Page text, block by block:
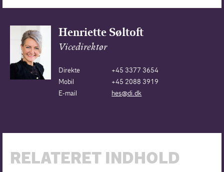
Henriette Søltoft
Vicedirektør
Direkte
+45 3377 3654
Mobil
+45 2088 3919
E-mail
hes@di.dk
RELATERET INDHOLD